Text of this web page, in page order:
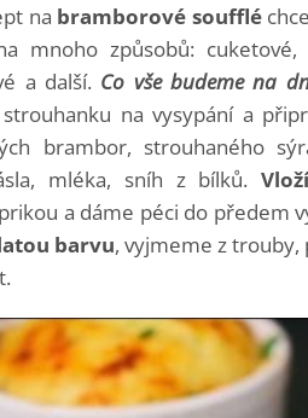
na bramborové soufflé
mnoho způsobů:
a další. Co vše budeme na
na vysypání a
brambor, strouhaného
mléka, sníh z bílků.
a dáme péci do předem
barvu, vyjmeme z